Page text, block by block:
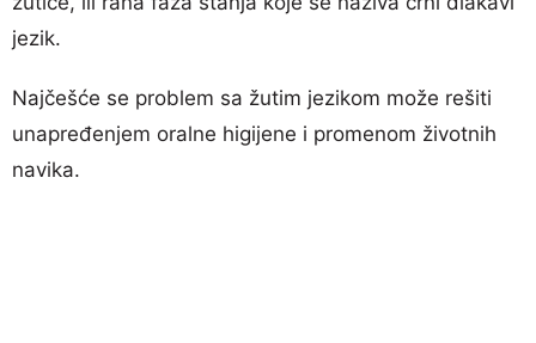
jezik.
Najčešće se problem sa žutim jezikom može rešiti
unapređenjem oralne higijene i promenom životnih
navika.